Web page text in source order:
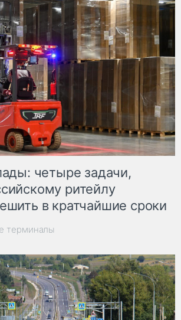
четыре задачи,
ритейлу
в кратчайшие сроки
терминалы